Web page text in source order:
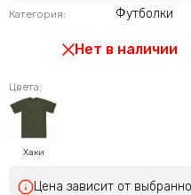
Категория: Футболки
Нет в наличии
Цвета:
Хаки
Цена зависит от